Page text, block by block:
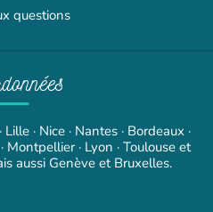
questions
· Nice · Nantes · Bordeaux ·
Montpellier · Lyon · Toulouse et
aussi Genève et Bruxelles.